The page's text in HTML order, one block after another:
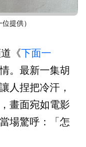
提供）
《下面一
。最新一集胡
人捏把冷汗，
畫面宛如電影
場驚呼：「怎